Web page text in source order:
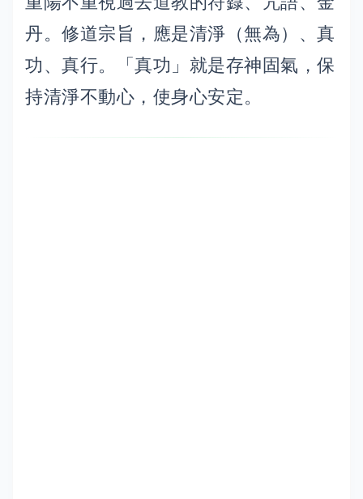
丹。修道宗旨，應是清淨（無為）、真
功、真行。「真功」就是存神固氣，保
持清淨不動心，使身心安定。